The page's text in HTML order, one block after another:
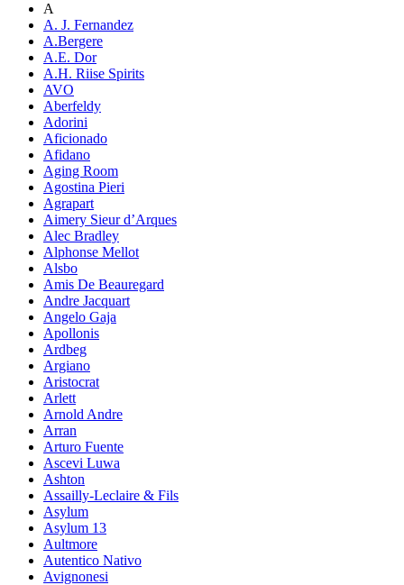
A
A. J. Fernandez
A.Bergere
A.E. Dor
A.H. Riise Spirits
AVO
Aberfeldy
Adorini
Aficionado
Afidano
Aging Room
Agostina Pieri
Agrapart
Aimery Sieur d’Arques
Alec Bradley
Alphonse Mellot
Alsbo
Amis De Beauregard
Andre Jacquart
Angelo Gaja
Apollonis
Ardbeg
Argiano
Aristocrat
Arlett
Arnold Andre
Arran
Arturo Fuente
Ascevi Luwa
Ashton
Assailly-Leclaire & Fils
Asylum
Asylum 13
Aultmore
Autentico Nativo
Avignonesi